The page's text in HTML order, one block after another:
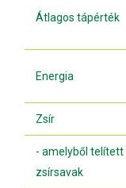
Átlagos tápérték
Energia
Zsír
- amelyből telített
zsírsavak